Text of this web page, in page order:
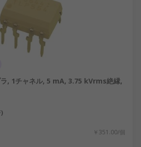
, 1チャネル, 5 mA, 3.75 kVrms絶縁,
￥351.00/個